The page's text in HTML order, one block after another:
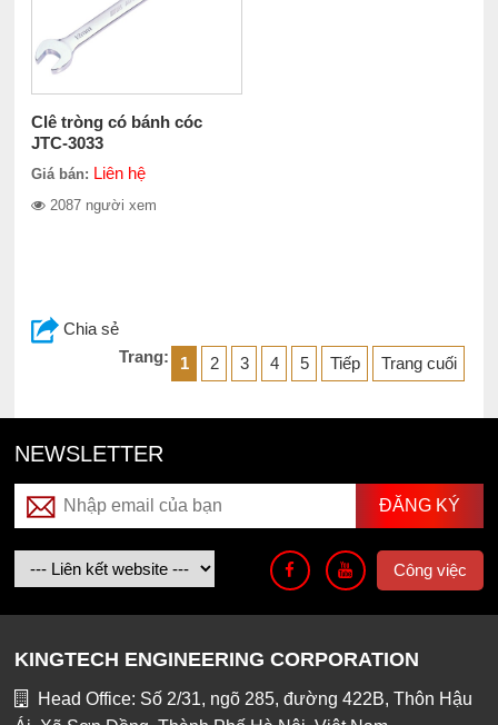
Clê tròng có bánh cóc
JTC-3033
Giá bán: Liên hệ
2087 người xem
Chia sẻ
Trang:
1 2 3 4 5 Tiếp Trang cuối
NEWSLETTER
Công việc
KINGTECH ENGINEERING CORPORATION
Head Office: Số 2/31, ngõ 285, đường 422B, Thôn Hậu